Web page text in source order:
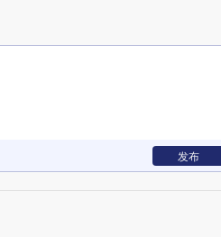
发布